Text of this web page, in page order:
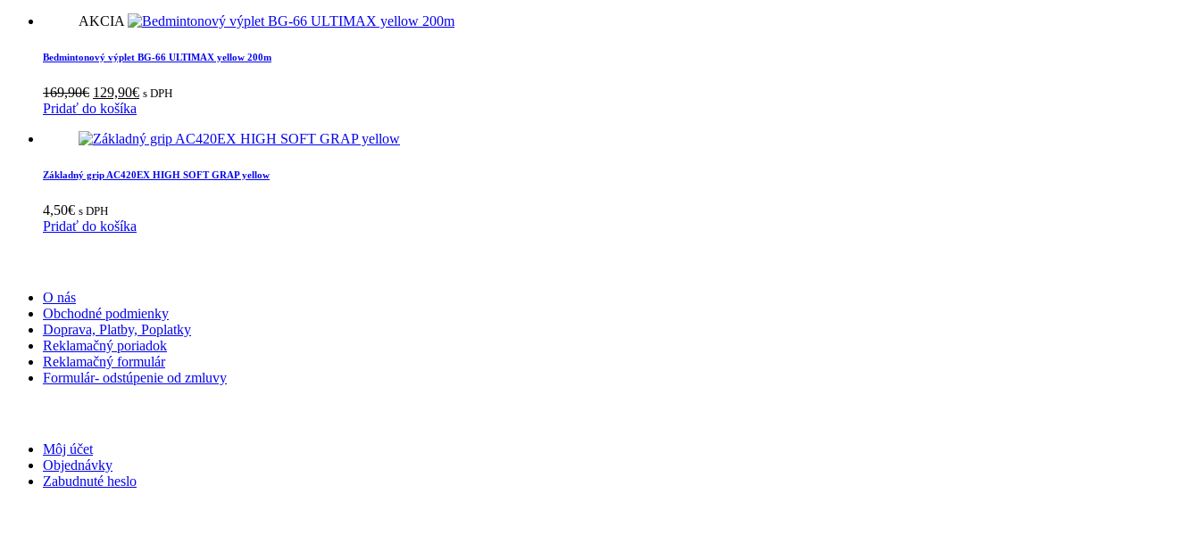
169,90€.129,90€.
AKCIA
Bedmintonový výplet BG-66 ULTIMAX yellow 200m
169,90€ Pôvodná
cena
169,90€.
129,90€Aktuálna
129,90€.
s DPH
Pridať do košíka
Základný grip AC420EX HIGH SOFT GRAP yellow
4,50€ s DPH
Pridať do košíka
O nás
Obchodné podmienky
Doprava, Platby, Poplatky
Reklamačný poriadok
Reklamačný formulár
Formulár- odstúpenie od zmluvy
Môj účet
Objednávky
Zabudnuté heslo